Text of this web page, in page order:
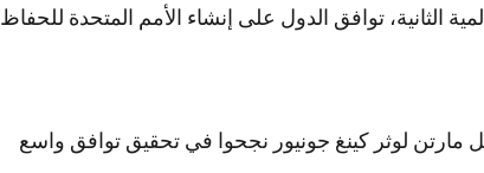
الثانية، توافق الدول على إنشاء الأمم المتحدة للحفاظ
مارتن لوثر كينغ جونيور نجحوا في تحقيق توافق واسع